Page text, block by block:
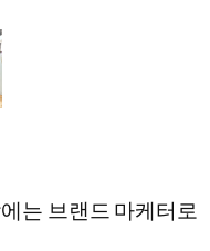
는 브랜드 마케터로